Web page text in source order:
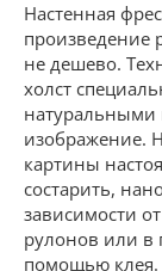
Настенная
произведение
не дешево.
холст
натуральными
изображение.
картины
состарить,
зависимости
рулонов или в
помощью клея.